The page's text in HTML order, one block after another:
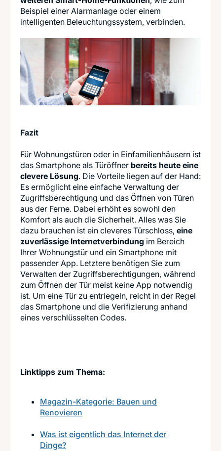
Beispiel einer Alarmanlage oder einem
intelligenten Beleuchtungssystem, verbinden.
Fazit
Für Wohnungstüren oder in Einfamilienhäusern ist
das Smartphone als Türöffner bereits heute eine
clevere Lösung. Die Vorteile liegen auf der Hand:
Es ermöglicht eine einfache Verwaltung der
Zugriffsberechtigung und das Öffnen von Türen
aus der Ferne. Dabei erhöht es sowohl den
Komfort als auch die Sicherheit. Alles was Sie
dazu brauchen ist ein cleveres Türschloss, eine
zuverlässige Internetverbindung im Bereich
Ihrer Wohnungstür und ein Smartphone mit
passender App. Letztere benötigen Sie zum
Verwalten der Zugriffsberechtigungen, während
zum Öffnen der Tür meist keine App notwendig
ist. Um eine Tür zu entriegeln, reicht in der Regel
das Smartphone und die Verifizierung anhand
eines verschlüsselten Codes.
Linktipps zum Thema:
Magazin-Kategorie: Bauen und
Renovieren
Was ist eigentlich das Internet der
Dinge?